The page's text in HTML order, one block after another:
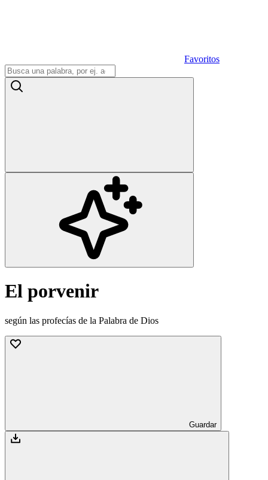
Favoritos
El porvenir
según las profecías de la Palabra de Dios
Guardar